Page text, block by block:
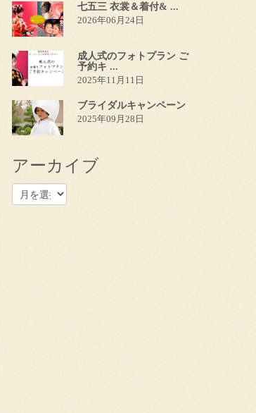
七五三 衣裳＆着付& ...
2026年06月24日
成人式のフォトプラン ご
予約キ ...
2025年11月11日
ブライダルキャンペーン
2025年09月28日
アーカイブ